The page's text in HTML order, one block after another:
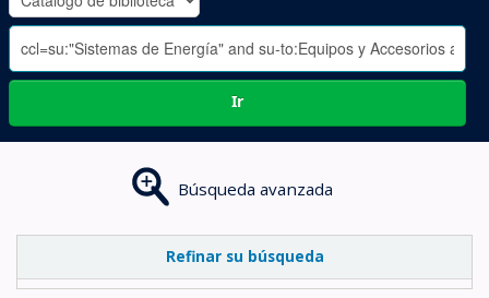
-
Ir
Búsqueda avanzada
Refinar su búsqueda